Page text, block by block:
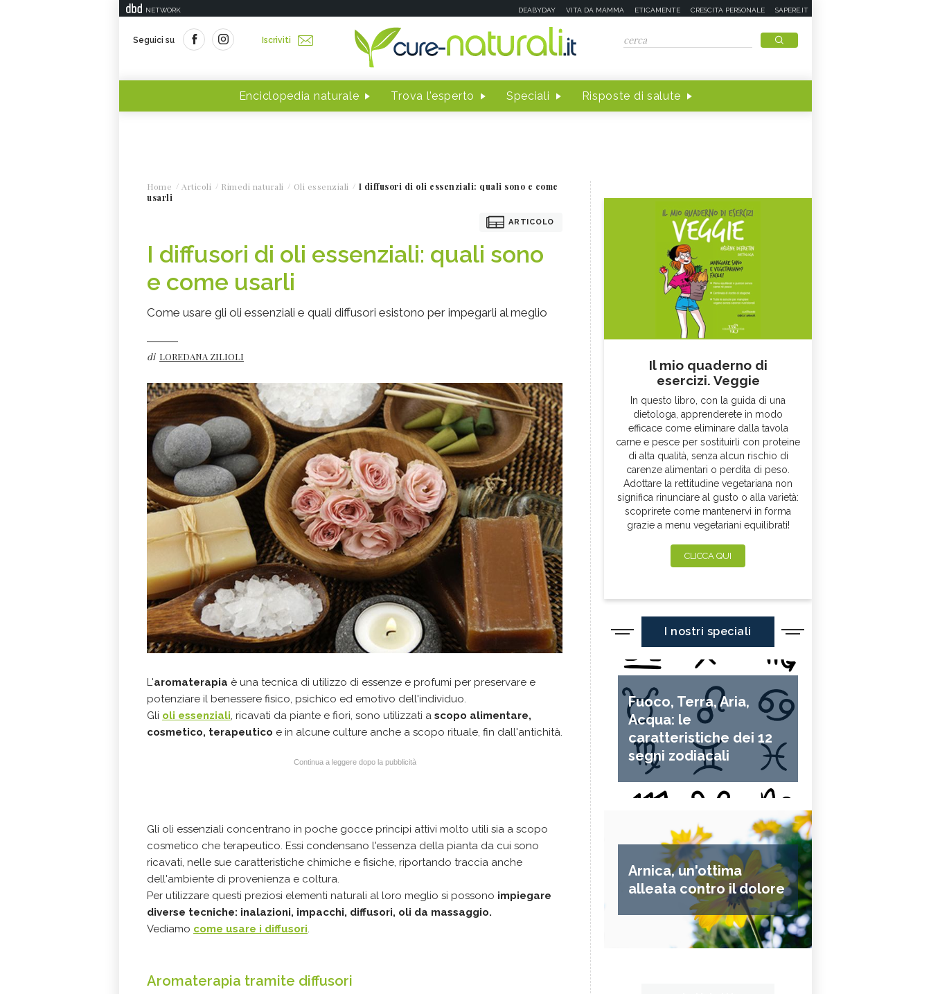
NETWORK DEABYDAY VITA DA MAMMA ETICAMENTE CRESCITA PERSONALE SAPERE.IT
Seguici su Iscriviti
Enciclopedia naturale Trova l'esperto Speciali Risposte di salute
Home Articoli Rimedi naturali Oli essenziali
I diffusori di oli essenziali: quali sono e come
usarli
ARTICOLO
I diffusori di oli essenziali: quali sono
e come usarli
Come usare gli oli essenziali e quali diffusori esistono per impegarli al meglio
di LOREDANA ZILIOLI
L'aromaterapia è una tecnica di utilizzo di essenze e profumi per preservare e
potenziare il benessere fisico, psichico ed emotivo dell'individuo.
Gli oli essenziali, ricavati da piante e fiori, sono utilizzati a scopo alimentare,
cosmetico, terapeutico e in alcune culture anche a scopo rituale, fin dall'antichità.
Continua a leggere dopo la pubblicità
Gli oli essenziali concentrano in poche gocce principi attivi molto utili sia a scopo
cosmetico che terapeutico. Essi condensano l'essenza della pianta da cui sono
ricavati, nelle sue caratteristiche chimiche e fisiche, riportando traccia anche
dell'ambiente di provenienza e coltura.
Per utilizzare questi preziosi elementi naturali al loro meglio si possono impiegare
diverse tecniche: inalazioni, impacchi, diffusori, oli da massaggio.
Vediamo come usare i diffusori.
Aromaterapia tramite diffusori
Il mio quaderno di
esercizi. Veggie
In questo libro, con la guida di una
dietologa, apprenderete in modo
efficace come eliminare dalla tavola
carne e pesce per sostituirli con proteine
di alta qualità, senza alcun rischio di
carenze alimentari o perdita di peso.
Adottare la rettitudine vegetariana non
significa rinunciare al gusto o alla varietà:
scoprirete come mantenervi in forma
grazie a menu vegetariani equilibrati!
CLICCA QUI
I nostri speciali
Fuoco, Terra, Aria,
Acqua: le
caratteristiche dei 12
segni zodiacali
Arnica, un'ottima
alleata contro il dolore